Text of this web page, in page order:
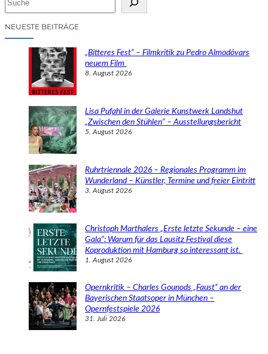
cNEUESTE BEITRÄGE
„Bitteres Fest“ – Filmkritik zu Pedro Almodóvars
neuem Film
8. August 2026
Lisa Pufahl in der Galerie Kunstwerk Landshut
„Zwischen den Stühlen“ – Ausstellungsbericht
5. August 2026
Ruhrtriennale 2026 – Regionales Programm im
Wunderland – Künstler, Termine und freier Eintritt
3. August 2026
Christoph Marthalers „Erste letzte Sekunde – eine
Gala“: Warum für das Lausitz Festival diese
Koproduktion mit Hamburg so interessant ist.
1. August 2026
Opernkritik – Charles Gounods „Faust“ an der
Bayerischen Staatsoper in München –
Opernfestspiele 2026
31. Juli 2026